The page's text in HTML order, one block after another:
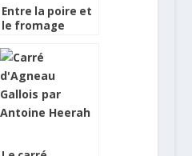
Entre la poire et
le fromage